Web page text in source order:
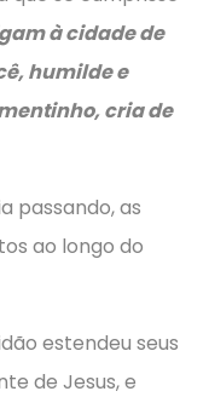
à cidade de
humilde e
cria de
passando, as
ao longo do
estendeu seus
de Jesus, e